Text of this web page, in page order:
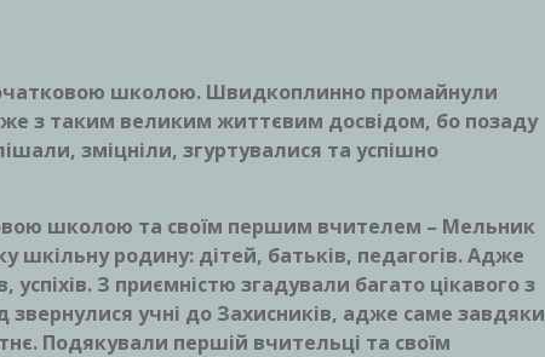
школою. Швидкоплинно промайнули
з таким великим життєвим досвідом, бо позаду
зміцніли, згуртувалися та успішно
школою та своїм першим вчителем – Мельник
шкільну родину: дітей, батьків, педагогів. Адже
З приємністю згадували багато цікавого з
учні до Захисників, адже саме завдяки
Подякували першій вчительці та своїм